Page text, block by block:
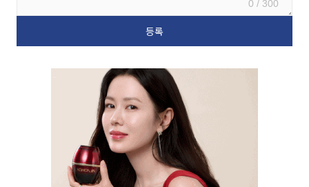
0 / 300